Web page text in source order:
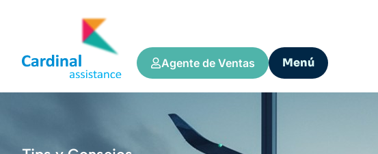
Agente de Ventas Menú